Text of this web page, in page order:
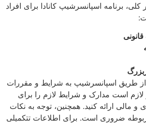
برنامه اسپانسرشیپ کانادا برای افراد
از طریق اسپانسرشیپ به شرایط و مقررات
است مدارک و شرایط لازم را برای
و مالی ارائه کنید. همچنین، توجه به نکات
ضروری است. برای اطلاعات تتکمیلی